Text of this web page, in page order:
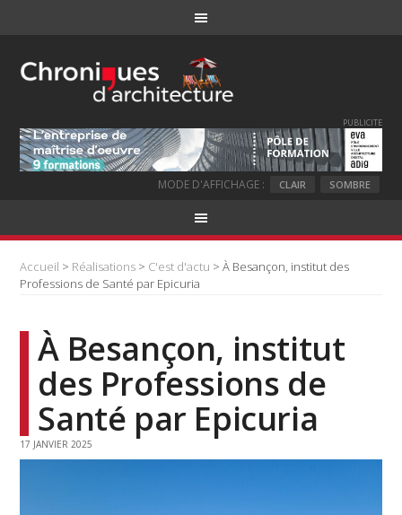
PUBLICITE
MODE D'AFFICHAGE : CLAIR SOMBRE
Accueil > Réalisations > C'est d'actu > À Besançon, institut des
Professions de Santé par Epicuria
À Besançon, institut
des Professions de
Santé par Epicuria
17 JANVIER 2025